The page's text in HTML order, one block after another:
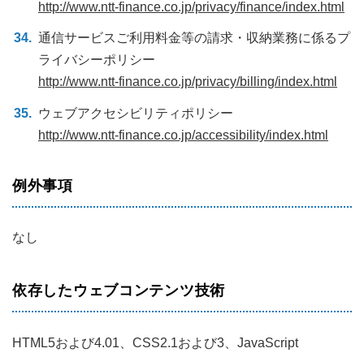
http://www.ntt-finance.co.jp/privacy/finance/index.html
通信サービスご利用料金等の請求・収納業務に係るプ
ライバシーポリシー
http://www.ntt-finance.co.jp/privacy/billing/index.html
ウェブアクセシビリティポリシー
http://www.ntt-finance.co.jp/accessibility/index.html
例外事項
なし
依存したウェブコンテンツ技術
HTML5および4.01、CSS2.1および3、JavaScript